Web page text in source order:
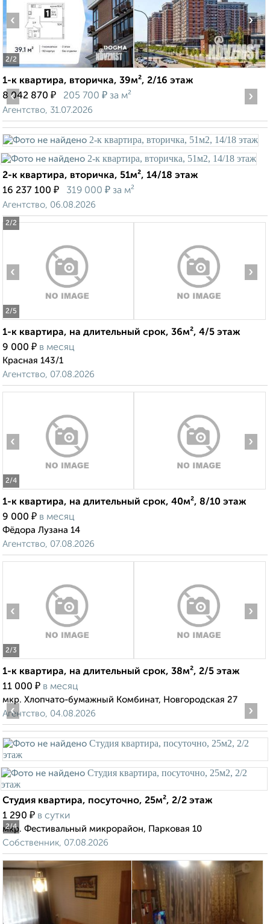
2/2
‹ ›
1-к квартира, вторичка, 39м², 2/16 этаж
8 042 870 ₽ 205 700 ₽ за м²
Агентство, 31.07.2026
2/2
‹ ›
2-к квартира, вторичка, 51м², 14/18 этаж
16 237 100 ₽ 319 000 ₽ за м²
Агентство, 06.08.2026
2/5
‹ ›
1-к квартира, на длительный срок, 36м², 4/5 этаж
9 000 ₽ в месяц
Красная 143/1
Агентство, 07.08.2026
2/4
‹ ›
1-к квартира, на длительный срок, 40м², 8/10 этаж
9 000 ₽ в месяц
Фёдора Лузана 14
Агентство, 07.08.2026
2/3
‹ ›
1-к квартира, на длительный срок, 38м², 2/5 этаж
11 000 ₽ в месяц
мкр. Хлопчато-бумажный Комбинат, Новгородская 27
Агентство, 04.08.2026
2/4
‹ ›
Студия квартира, посуточно, 25м², 2/2 этаж
1 290 ₽ в сутки
мкр. Фестивальный микрорайон, Парковая 10
Собственник, 07.08.2026